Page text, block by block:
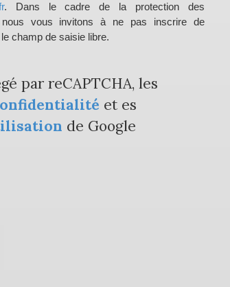
. Dans le cadre de la protection des
nous vous invitons à ne pas inscrire de
champ de saisie libre.
par reCAPTCHA, les
et es
de Google